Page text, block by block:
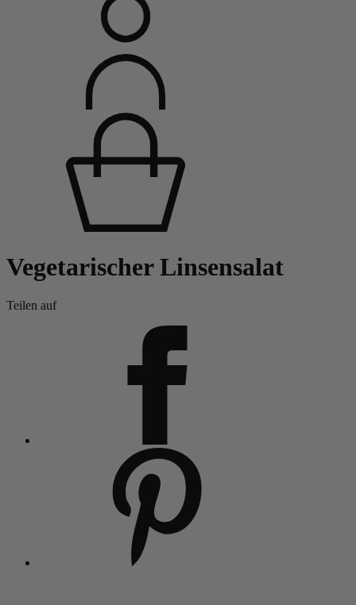
Vegetarischer Linsensalat
Teilen auf